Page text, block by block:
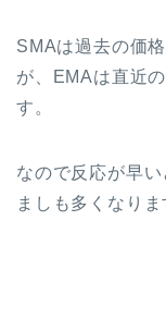
SMAは過去の価
が、EMAは直近
す。
なので反応が早
ましも多くなりま